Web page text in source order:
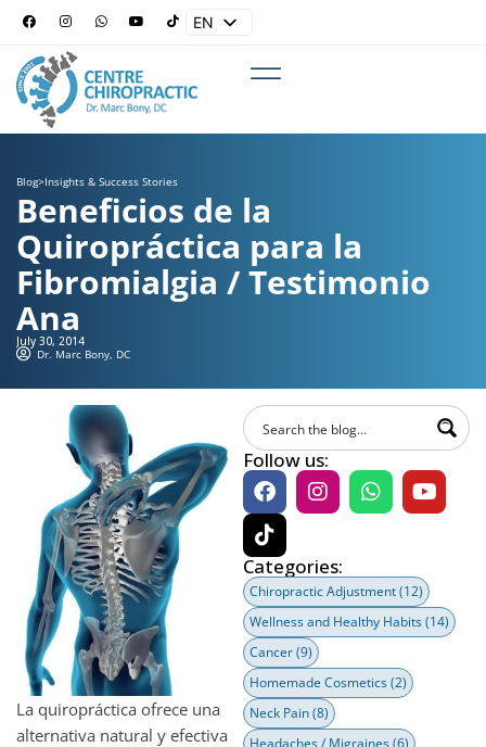
EN
Blog>Insights & Success Stories
Beneficios de la
Quiropráctica para la
Fibromialgia / Testimonio
Ana
July 30, 2014
Dr. Marc Bony, DC
La quiropráctica ofrece una
alternativa natural y efectiva
Follow us:
Categories:
Chiropractic Adjustment(12)
Wellness and Healthy Habits(14)
Cancer(9)
Homemade Cosmetics(2)
Neck Pain(8)